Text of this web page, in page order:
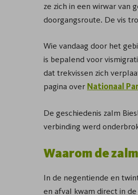
ze zich in een wirwar van
doorgangsroute. De vis
Wie vandaag door het
is bepalend voor
dat trekvissen zich
pagina over Nationaal
De geschiedenis zalm
verbinding werd
Waarom de
In de negentiende en
en afval kwam direct in